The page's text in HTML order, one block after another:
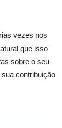
vezes nos
que isso
sobre o seu
contribuição